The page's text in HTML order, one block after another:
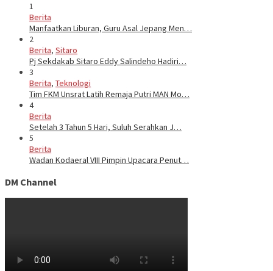
1
Berita
Manfaatkan Liburan, Guru Asal Jepang Men…
2
Berita, Sitaro
Pj Sekdakab Sitaro Eddy Salindeho Hadiri…
3
Berita, Teknologi
Tim FKM Unsrat Latih Remaja Putri MAN Mo…
4
Berita
Setelah 3 Tahun 5 Hari, Suluh Serahkan J…
5
Berita
Wadan Kodaeral VIII Pimpin Upacara Penut…
DM Channel